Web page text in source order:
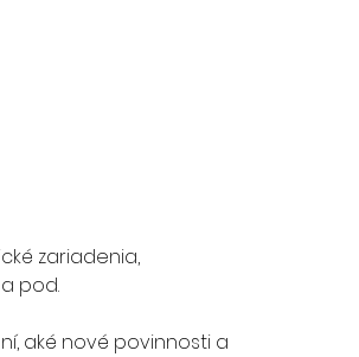
zariadenia,
pod.
aké nové povinnosti a